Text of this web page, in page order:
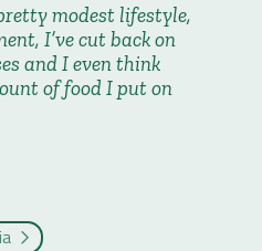
modest lifestyle,
I’ve cut back on
and I even think
of food I put on